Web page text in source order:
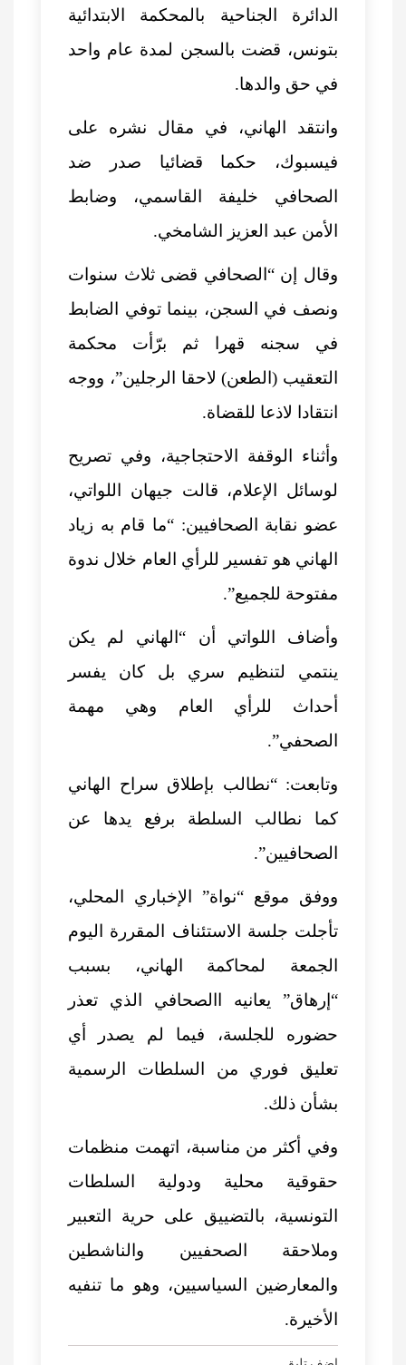
الدائرة الجناحية بالمحكمة الابتدائية
بتونس، قضت بالسجن لمدة عام واحد
في حق والدها.
وانتقد الهاني، في مقال نشره على
فيسبوك، حكما قضائيا صدر ضد
الصحافي خليفة القاسمي، وضابط
الأمن عبد العزيز الشامخي.
وقال إن “الصحافي قضى ثلاث سنوات
ونصف في السجن، بينما توفي الضابط
في سجنه قهرا ثم برّأت محكمة
التعقيب (الطعن) لاحقا الرجلين”، ووجه
انتقادا لاذعا للقضاة.
وأثناء الوقفة الاحتجاجية، وفي تصريح
لوسائل الإعلام، قالت جيهان اللواتي،
عضو نقابة الصحافيين: “ما قام به زياد
الهاني هو تفسير للرأي العام خلال ندوة
مفتوحة للجميع”.
وأضاف اللواتي أن “الهاني لم يكن
ينتمي لتنظيم سري بل كان يفسر
أحداث للرأي العام وهي مهمة
الصحفي”.
وتابعت: “نطالب بإطلاق سراح الهاني
كما نطالب السلطة برفع يدها عن
الصحافيين”.
ووفق موقع “نواة” الإخباري المحلي،
تأجلت جلسة الاستئناف المقررة اليوم
الجمعة لمحاكمة الهاني، بسبب
“إرهاق” يعانيه االصحافي الذي تعذر
حضوره للجلسة، فيما لم يصدر أي
تعليق فوري من السلطات الرسمية
بشأن ذلك.
وفي أكثر من مناسبة، اتهمت منظمات
حقوقية محلية ودولية السلطات
التونسية، بالتضييق على حرية التعبير
وملاحقة الصحفيين والناشطين
والمعارضين السياسيين، وهو ما تنفيه
الأخيرة.